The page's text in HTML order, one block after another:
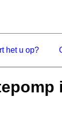
het u op?